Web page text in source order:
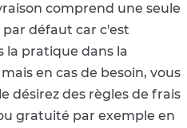
comprend une seule
défaut car c'est
la pratique dans la
en cas de besoin, vous
désirez des règles de frais
gratuité par exemple en